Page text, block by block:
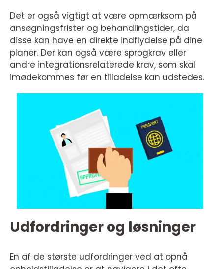
Det er også vigtigt at være opmærksom på
ansøgningsfrister og behandlingstider, da
disse kan have en direkte indflydelse på dine
planer. Der kan også være sprogkrav eller
andre integrationsrelaterede krav, som skal
imødekommes før en tilladelse kan udstedes.
Udfordringer og løsninger
En af de største udfordringer ved at opnå